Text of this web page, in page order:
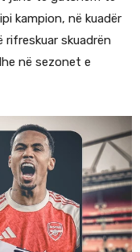
kampion, në kuadër
skuadrën
në sezonet e